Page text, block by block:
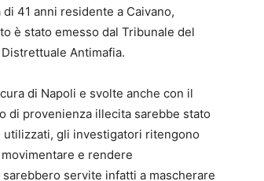
41 anni residente a Caivano,
è stato emesso dal Tribunale del
Antimafia.
di Napoli e svolte anche con il
di provenienza illecita sarebbe stato
utilizzati, gli investigatori ritengono
e rendere
servite infatti a mascherare